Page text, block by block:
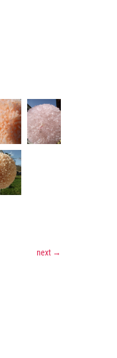
next →